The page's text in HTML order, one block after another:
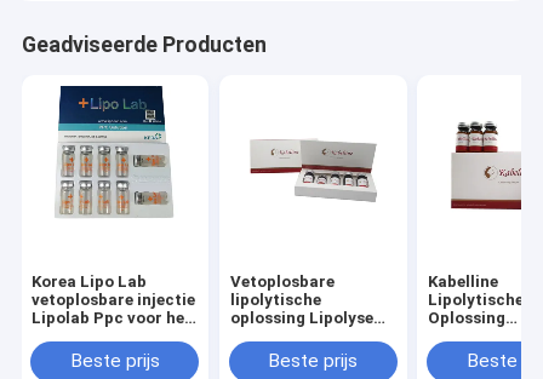
Geadviseerde Producten
Korea Lipo Lab
vetoplosbare injectie
Lipolab Ppc voor het
Beste prijs
Vetoplosbare
lipolytische
oplossing Lipolyse
Beste prijs
Kabelline
Lipolytische
Oplossing
Vetverlies Lipo
Oplossen
Beste